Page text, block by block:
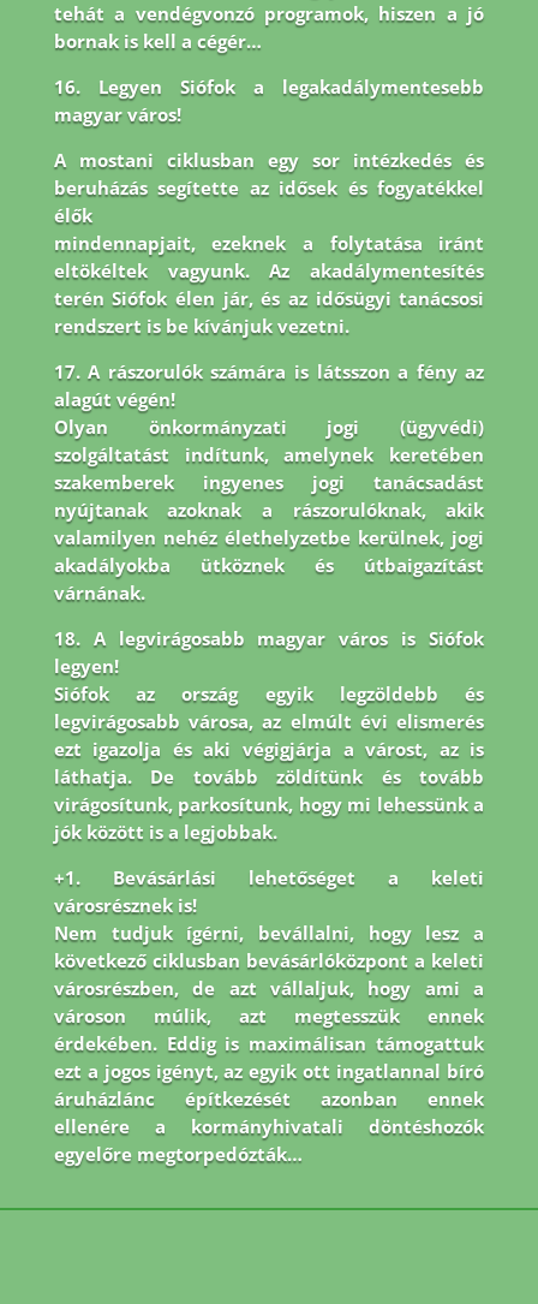
tehát a vendégvonzó programok, hiszen a jó
bornak is kell a cégér…
16. Legyen Siófok a legakadálymentesebb
magyar város!
A mostani ciklusban egy sor intézkedés és
beruházás segítette az idősek és fogyatékkel
élők
mindennapjait, ezeknek a folytatása iránt
eltökéltek vagyunk. Az akadálymentesítés
terén Siófok élen jár,és az idősügyi tanácsosi
rendszert is be kívánjuk vezetni.
17. A rászorulók számára is látsszon a fény az
alagút végén!
Olyan önkormányzati jogi (ügyvédi)
szolgáltatást indítunk, amelynek keretében
szakemberek ingyenes jogi tanácsadást
nyújtanak azoknak a rászorulóknak, akik
valamilyen nehéz élethelyzetbe kerülnek, jogi
akadályokba ütköznek és útbaigazítást
várnának.
18. A legvirágosabb magyar város is Siófok
legyen!
Siófok az ország egyik legzöldebb és
legvirágosabb városa, az elmúlt évi elismerés
ezt igazolja és aki végigjárja a várost, az is
láthatja. De tovább zöldítünk és tovább
virágosítunk, parkosítunk, hogy mi lehessünk a
jók között is a legjobbak.
+1. Bevásárlási lehetőséget a keleti
városrésznek is!
Nem tudjuk ígérni, bevállalni, hogy lesz a
következő ciklusban bevásárlóközpont a keleti
városrészben, de azt vállaljuk, hogy ami a
városon múlik, azt megtesszük ennek
érdekében. Eddig is maximálisan támogattuk
ezt a jogos igényt, az egyik ott ingatlannal bíró
áruházlánc építkezését azonban ennek
ellenére a kormányhivatali döntéshozók
egyelőre megtorpedózták…